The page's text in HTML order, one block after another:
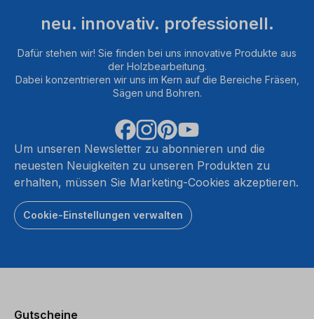
neu. innovativ. professionell.
Dafür stehen wir! Sie finden bei uns innovative Produkte aus
der Holzbearbeitung.
Dabei konzentrieren wir uns im Kern auf die Bereiche Fräsen,
Sägen und Bohren.
Um unseren Newsletter zu abonnieren und die
neuesten Neuigkeiten zu unseren Produkten zu
erhalten, müssen Sie Marketing-Cookies akzeptieren.
Cookie-Einstellungen verwalten
Gutscheine